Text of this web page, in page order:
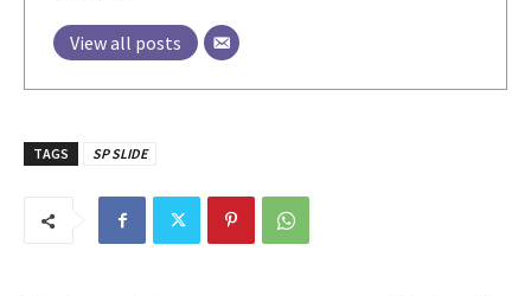
View all posts
TAGS SP SLIDE